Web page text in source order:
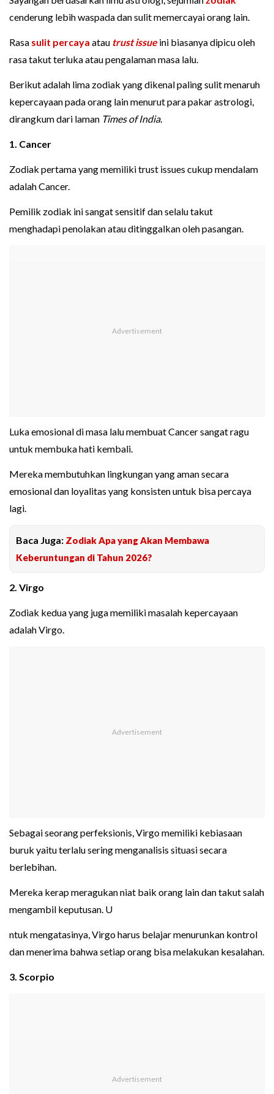
cenderung lebih waspada dan sulit memercayai orang lain.
Rasa sulit percaya atau trust issueini biasanya dipicu oleh
rasa takut terluka atau pengalaman masa lalu.
Berikut adalah lima zodiak yang dikenal paling sulit menaruh
kepercayaan pada orang lain menurut para pakar astrologi,
dirangkum dari laman Times of India.
1. Cancer
Zodiak pertama yang memiliki trust issues cukup mendalam
adalah Cancer.
Pemilik zodiak ini sangat sensitif dan selalu takut
menghadapi penolakan atau ditinggalkan oleh pasangan.
Luka emosional di masa lalu membuat Cancer sangat ragu
untuk membuka hati kembali.
Mereka membutuhkan lingkungan yang aman secara
emosional dan loyalitas yang konsisten untuk bisa percaya
lagi.
Baca Juga: Zodiak Apa yang Akan Membawa
Keberuntungan di Tahun 2026?
2. Virgo
Zodiak kedua yang juga memiliki masalah kepercayaan
adalah Virgo.
Sebagai seorang perfeksionis, Virgo memiliki kebiasaan
buruk yaitu terlalu sering menganalisis situasi secara
berlebihan.
Mereka kerap meragukan niat baik orang lain dan takut salah
mengambil keputusan. U
ntuk mengatasinya, Virgo harus belajar menurunkan kontrol
dan menerima bahwa setiap orang bisa melakukan kesalahan.
3. Scorpio